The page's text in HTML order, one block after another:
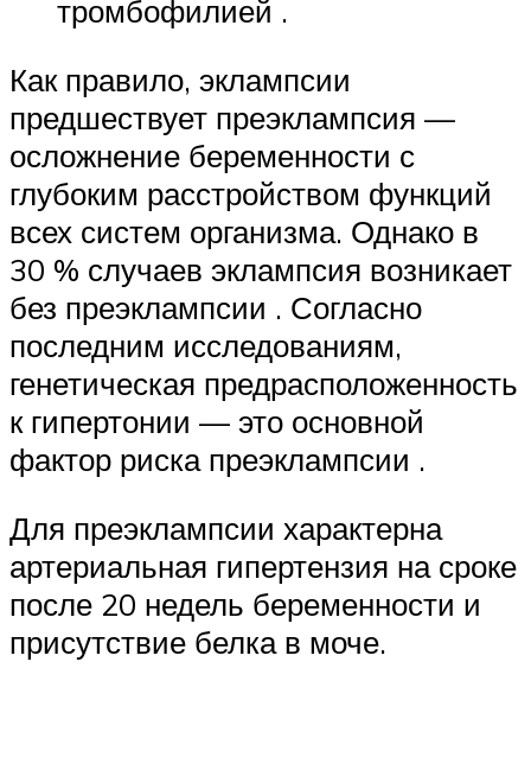
тромбофилией .
Как правило, эклампсии
предшествует преэклампсия —
осложнение беременности с
глубоким расстройством функций
всех систем организма. Однако в
30 % случаев эклампсия возникает
без преэклампсии . Согласно
последним исследованиям,
генетическая предрасположенность
к гипертонии — это основной
фактор риска преэклампсии .
Для преэклампсии характерна
артериальная гипертензия на сроке
после 20 недель беременности и
присутствие белка в моче.